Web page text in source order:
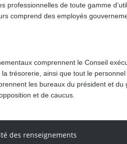
professionnelles de toute gamme
comprend des employés
comprennent le Conseil
trésorerie, ainsi que tout le
les bureaux du président et du
et de caucus.
des renseignements